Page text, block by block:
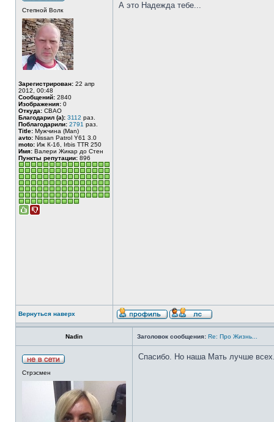
Степной Волк
Зарегистрирован: 22 апр
2012, 00:48
Сообщений: 2840
Изображения: 0
Откуда: СВАО
Благодарил (а): 3112 раз.
Поблагодарили: 2791 раз.
Title: Мужчина (Man)
avto: Nissan Patrol Y61 3.0
moto: Иж К-16, Irbis TTR 250
Имя: Валери Жикар до Стен
Пункты репутации: 896
А это Надежда тебе...
Вернуться наверх
Nadin Заголовок сообщения: Re: Про Жизнь...
Стрэсмен
Спасибо. Но наша Мать лучше